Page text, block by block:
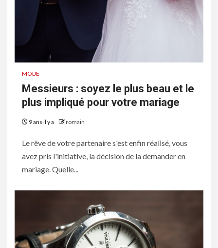
MODE
Messieurs : soyez le plus beau et le
plus impliqué pour votre mariage
9 ans il y a romain
Le rêve de votre partenaire s'est enfin réalisé, vous
avez pris l'initiative, la décision de la demander en
mariage. Quelle...